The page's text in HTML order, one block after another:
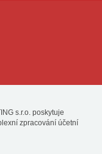
s.r.o. poskytuje
zpracování účetní